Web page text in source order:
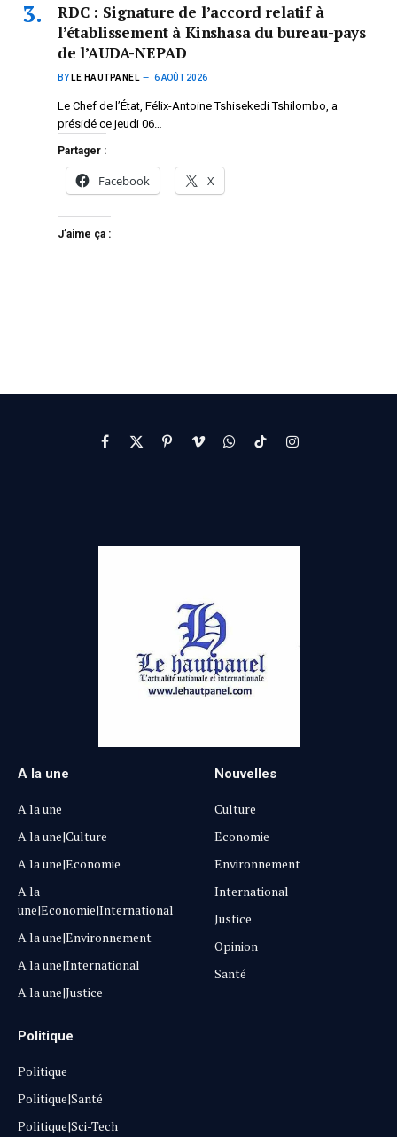
RDC : Signature de l’accord relatif à
l’établissement à Kinshasa du bureau-pays
de l’AUDA-NEPAD
BY LE HAUTPANEL 6 AOÛT 2026
Le Chef de l’État, Félix-Antoine Tshisekedi Tshilombo, a
présidé ce jeudi 06…
Partager :
Facebook X
J’aime ça :
Facebook
X
PinterestVimeoWhatsApp
TikTokInstagram
A la une
A la une
A la une|Culture
A la une|Economie
A la
une|Economie|International
A la une|Environnement
A la une|International
A la une|Justice
Nouvelles
Culture
Economie
Environnement
International
Justice
Opinion
Santé
Politique
Politique
Politique|Santé
Politique|Sci-Tech